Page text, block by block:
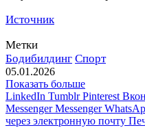
Источник
Метки
Бодибилдинг Спорт
05.01.2026
Показать больше
LinkedIn Tumblr Pinterest
Messenger Messenger
через электронную почту